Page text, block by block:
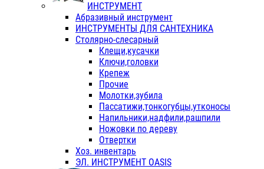
ИНСТРУМЕНТ
Абразивный инструмент
ИНСТРУМЕНТЫ ДЛЯ САНТЕХНИКА
Столярно-слесарный
Клещи,кусачки
Ключи,головки
Крепеж
Прочие
Молотки,зубила
Пассатижи,тонкогубцы,утконосы
Напильники,надфили,рашпили
Ножовки по дереву
Отвертки
Хоз. инвентарь
ЭЛ. ИНСТРУМЕНТ OASIS